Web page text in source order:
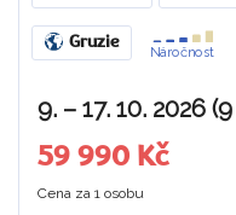
Gruzie
Náročnost
9. – 17. 10. 2026
59 990 Kč
Cena za 1 osobu